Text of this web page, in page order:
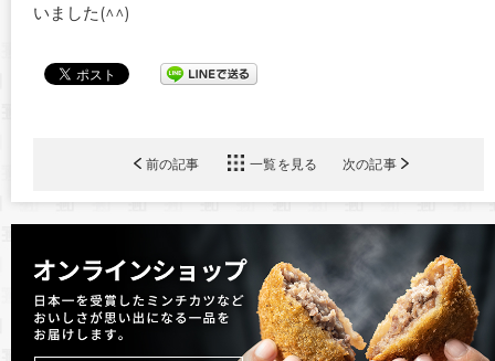
いました(^^)
前の記事 一覧を見る 次の記事